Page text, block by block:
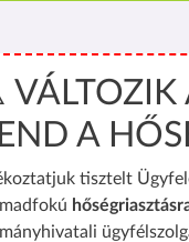
A
tisztelt